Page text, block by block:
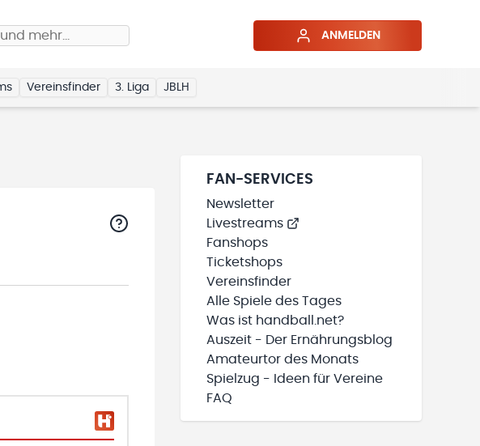
mehr… ANMELDEN
Vereinsfinder 3. Liga JBLH
FAN-SERVICES
Newsletter
Livestreams
Fanshops
Ticketshops
Vereinsfinder
Alle Spiele des Tages
Was ist handball.net?
Auszeit - Der Ernährungsblog
Amateurtor des Monats
Spielzug - Ideen für Vereine
FAQ